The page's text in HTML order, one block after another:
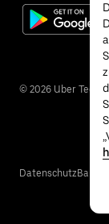
© 2026 Uber
Datenschutz